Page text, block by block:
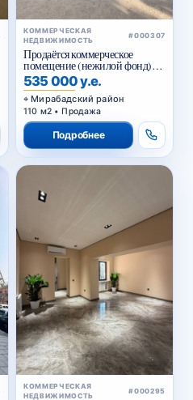
КОММЕРЧЕСКАЯ
НЕДВИЖИМОСТЬ
#000307
Продаётся коммерческое
помещение (нежилой фонд)
Чехова
535 000 у.е.
Мирабадский район
110 м2 • Продажа
Подробнее
КОММЕРЧЕСКАЯ
НЕДВИЖИМОСТЬ
#000295